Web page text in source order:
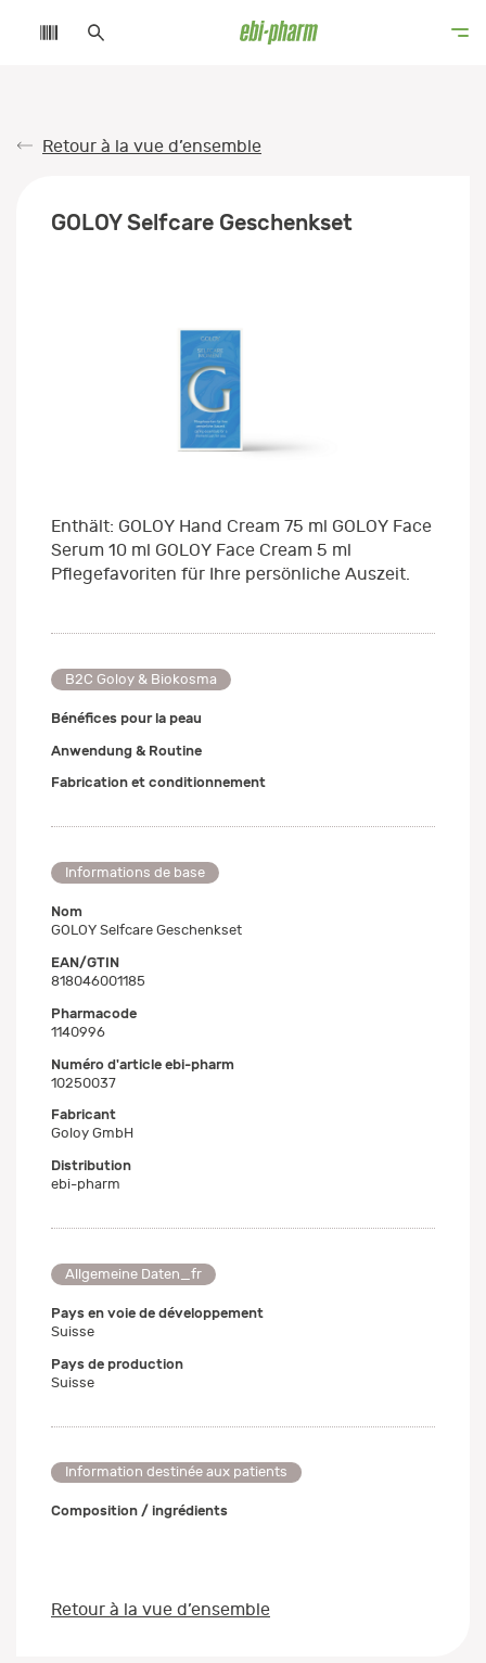
Retour à la vue d’ensemble
GOLOY Selfcare Geschenkset
Enthält: GOLOY Hand Cream 75 ml GOLOY Face
Serum 10 ml GOLOY Face Cream 5 ml
Pflegefavoriten für Ihre persönliche Auszeit.
B2C Goloy & Biokosma
Bénéfices pour la peau
Anwendung & Routine
Fabrication et conditionnement
Informations de base
Nom
GOLOY Selfcare Geschenkset
EAN/GTIN
818046001185
Pharmacode
1140996
Numéro d'article ebi-pharm
10250037
Fabricant
Goloy GmbH
Distribution
ebi-pharm
Allgemeine Daten_fr
Pays en voie de développement
Suisse
Pays de production
Suisse
Information destinée aux patients
Composition / ingrédients
Retour à la vue d’ensemble